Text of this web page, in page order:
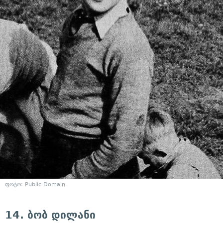
ფოტო: Public Domain
14. ბობ დილანი